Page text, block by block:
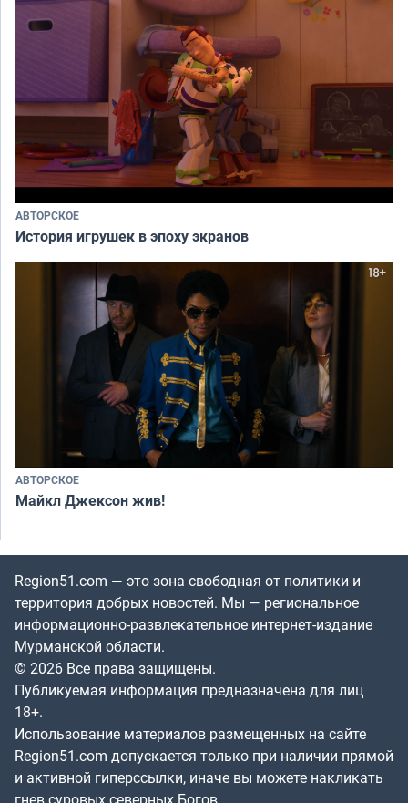
АВТОРСКОЕ
История игрушек в эпоху экранов
АВТОРСКОЕ
Майкл Джексон жив!
Region51.com — это зона свободная от политики и
территория добрых новостей. Мы — региональное
информационно-развлекательное интернет-издание
Мурманской области.
© 2026 Все права защищены.
Публикуемая информация предназначена для лиц
18+.
Использование материалов размещенных на сайте
Region51.com допускается только при наличии прямой
и активной гиперссылки, иначе вы можете накликать